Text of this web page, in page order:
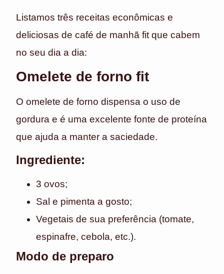
Listamos três receitas econômicas e
deliciosas de café de manhã fit que cabem
no seu dia a dia:
Omelete de forno fit
O omelete de forno dispensa o uso de
gordura e é uma excelente fonte de proteína
que ajuda a manter a saciedade.
Ingrediente:
3 ovos;
Sal e pimenta a gosto;
Vegetais de sua preferência (tomate,
espinafre, cebola, etc.).
Modo de preparo